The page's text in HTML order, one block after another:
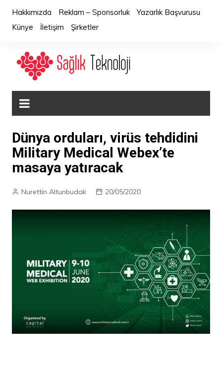
content
Hakkımızda Reklam – Sponsorluk
Yazarlık Başvurusu
Künye
İletişim Şirketler
Dünya orduları, virüs tehdidini
Military Medical Webex’te
masaya yatıracak
Nurettin Altunbudak 20/05/2020